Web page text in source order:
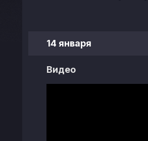
14 января
Видео